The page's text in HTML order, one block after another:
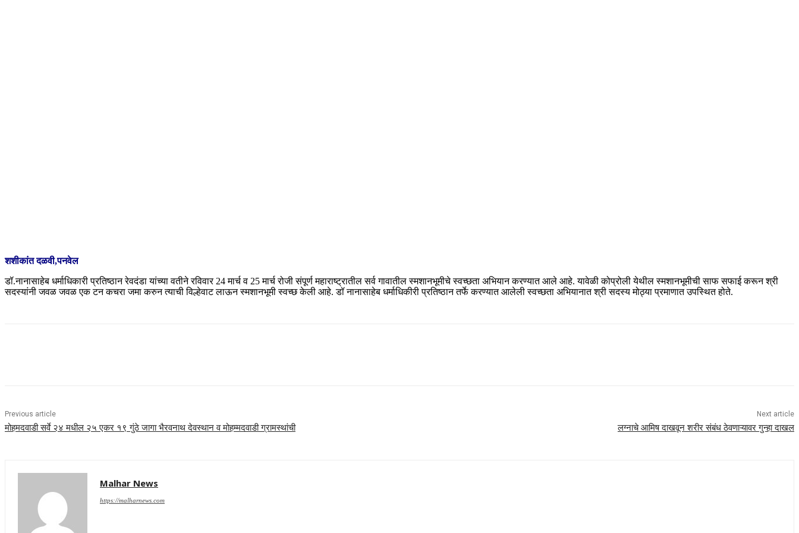
शशीकांत दळवी,पनवेल
डॉ.नानासाहेब धर्माधिकारी प्रतिष्ठान रेवदंडा यांच्या वतीने रविवार 24 मार्च व 25 मार्च रोजी संपूर्ण महाराष्ट्रातील सर्व गावातील स्मशानभूमीचे स्वच्छता अभियान करण्यात आले आहे. यावेळी कोप्रोली येथील स्मशानभूमीची साफ सफाई करून श्री
सदस्यांनी जवळ जवळ एक टन कचरा जमा करुन त्याची विल्हेवाट लाऊन स्मशानभूमी स्वच्छ केली आहे. डॉ नानासाहेब धर्माधिकीरी प्रतिष्ठान तर्फे करण्यात आलेली स्वच्छता अभियानात श्री सदस्य मोठ्या प्रमाणात उपस्थित होते.
Previous article
मोहमदवाडी सर्वे २४ मधील २५ एकर १९ गुंठे जागा भैरवनाथ देवस्थान व मोहम्मदवाडी ग्रामस्थांची
Next article
लग्नाचे आमिष दाखवून शरीर संबंध ठेवणाऱ्यावर गुन्हा दाखल
Malhar News
https://malharnews.com